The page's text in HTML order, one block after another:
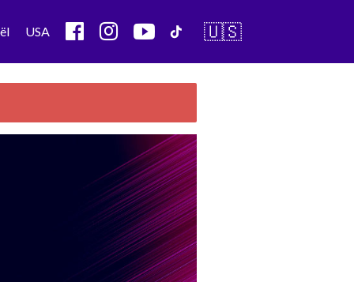
USA 🇺🇸